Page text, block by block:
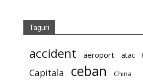
Taguri
accident aeroport atac
Capitala ceban China